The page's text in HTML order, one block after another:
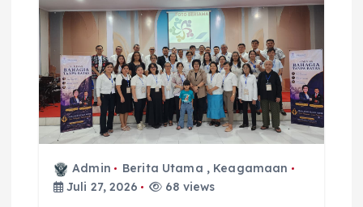
Admin Berita Utama , Keagamaan
Juli 27, 2026
68 views